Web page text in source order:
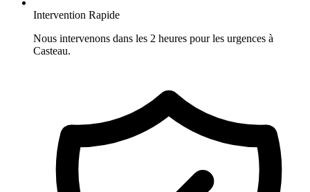
Intervention Rapide
Nous intervenons dans les 2 heures pour les urgences à
Casteau.